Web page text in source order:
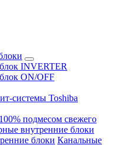
INVERTER
ON/OFF
системы Toshiba
подмесом свежего
внутренние блоки
блоки Канальные